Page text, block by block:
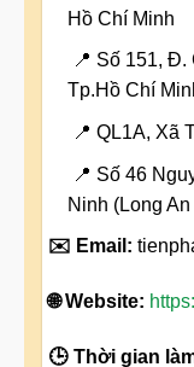
Hồ Chí Minh
📍 Số 151,
Tp.Hồ Chí
📍 QL1A, Xã
📍 Số 46
Ninh (Long An
✉️ Email:
🌐 Website:
🕒 Thời gian